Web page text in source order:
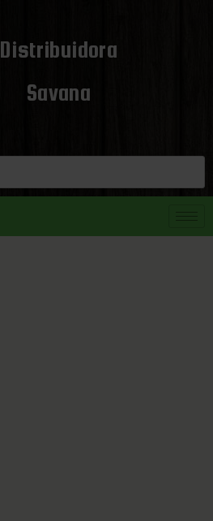
Distribuidora
Savana